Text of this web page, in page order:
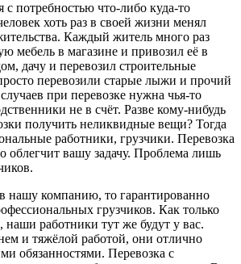
с потребностью что-либо куда-то
хоть раз в своей жизни менял
Каждый житель много раз
мебель в магазине и привозил её в
дачу и перевозил строительные
перевозили старые лыжи и прочий
при перевозке нужна чья-то
не в счёт. Разве кому-нибудь
получить неликвидные вещи? Тогда
работники, грузчики. Перевозка
облегчит вашу задачу. Проблема лишь
нашу компанию, то гарантированно
грузчиков. Как только
наши работники тут же будут у вас.
и тяжёлой работой, они отлично
обязанностями. Перевозка с